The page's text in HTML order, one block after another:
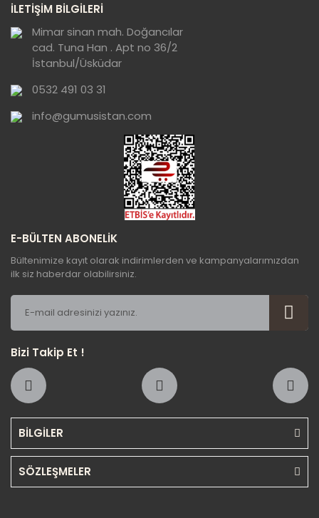
İLETİŞİM BİLGİLERİ
Mimar sinan mah. Doğancılar
cad. Tuna Han . Apt no 36/2
İstanbul/Üsküdar
0532 491 03 31
info@gumusistan.com
BİLGİLER
SÖZLEŞMELER
E-BÜLTEN ABONELİK
Bültenimize kayıt olarak indirimlerden ve kampanyalarımızdan
ilk siz haberdar olabilirsiniz.
Bizi Takip Et !